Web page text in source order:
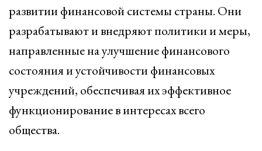
развитии финансовой системы страны. Они
разрабатывают и внедряют политики и меры,
направленные на улучшение финансового
состояния и устойчивости финансовых
учреждений, обеспечивая их эффективное
функционирование в интересах всего
общества.